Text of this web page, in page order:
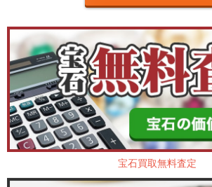
宝石買取無料査定